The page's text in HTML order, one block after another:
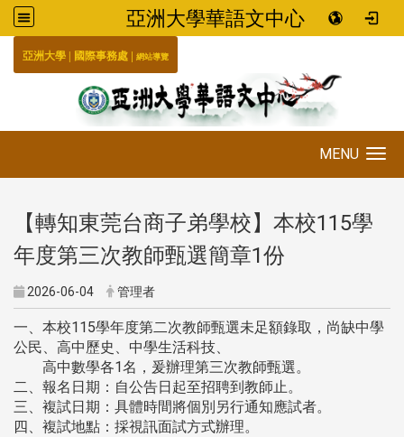
亞洲大學華語文中心
亞洲大學 國際事務處 | 網站導覽
MENU
【轉知東莞台商子弟學校】本校115學
年度第三次教師甄選簡章1份
2026-06-04 管理者
一、本校115學年度第二次教師甄選未足額錄取，尚缺中學
公民、高中歷史、中學生活科技、
高中數學各1名，爰辦理第三次教師甄選。
二、報名日期：自公告日起至招聘到教師止。
三、複試日期：具體時間將個別另行通知應試者。
四、複試地點：採視訊面試方式辦理。